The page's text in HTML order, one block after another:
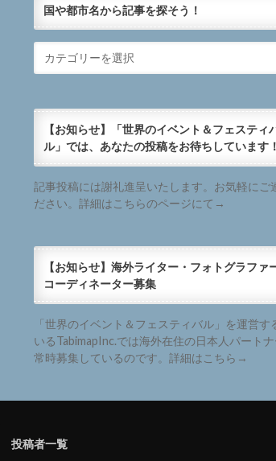
国や都市名から記事を探そう！
【お知らせ】「世界のイベント＆フェスティ
ル」では、あなたの投稿をお待ちしています！
記事投稿には謝礼進呈いたします。お気軽にご
ださい。詳細はこちらのページにて→
【お知らせ】海外ライター・フォトグラファ
コーディネーター募集
「世界のイベント＆フェスティバル」を運営す
いるTabimapInc.では海外在住の日本人パート
常時募集しているのです。詳細はこちら→
投稿者一覧